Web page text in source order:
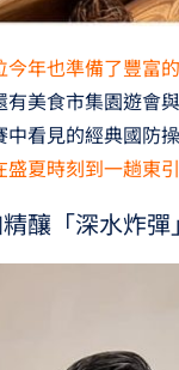
今年也準備了豐富
美食市集園遊會
看見的經典國防
夏時刻到一趟東
釀「深水炸彈」